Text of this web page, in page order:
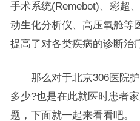
手术系统(Remebot)、彩超
动生化分析仪、高压氧舱等
提高了对各类疾病的诊断治
那么对于北京306医院护
多少?也是在此就医时患者
题，下面就一起来看看吧。